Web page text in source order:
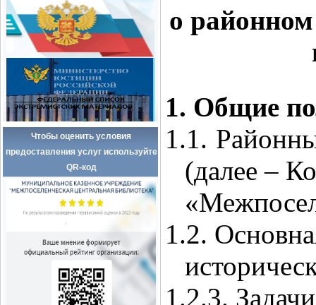
Чтобы оценить условия
предоставления услуг используйте
QR-код
о
1. Общие
1.1.
(далее –
1.2.
1.2.3.